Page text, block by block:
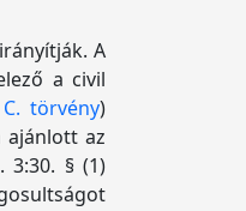
A
a civil
törvény)
ajánlott az
3:30. § (1)